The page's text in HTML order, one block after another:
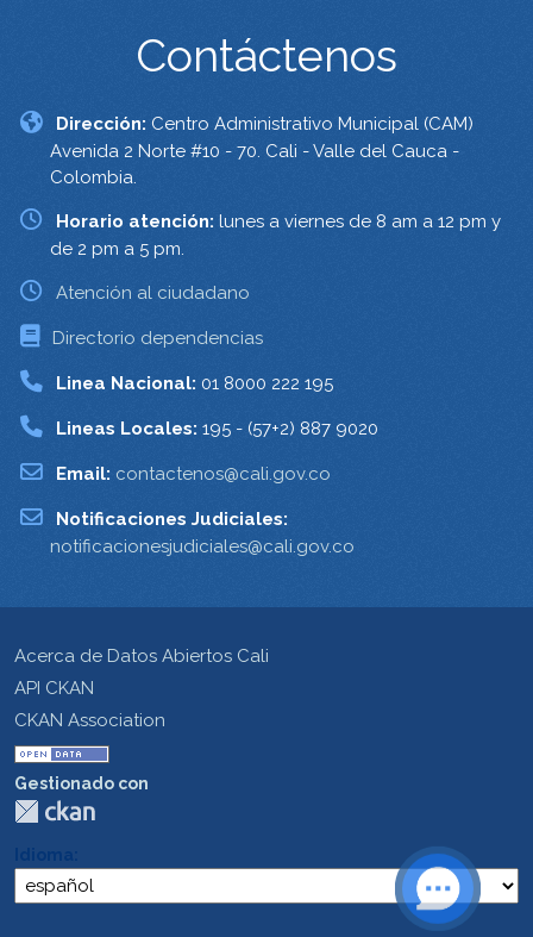
Contáctenos
Dirección: Centro Administrativo Municipal (CAM)
Avenida 2 Norte #10 - 70. Cali - Valle del Cauca -
Colombia.
Horario atención: lunes a viernes de 8 am a 12 pm y
de 2 pm a 5 pm.
Atención al ciudadano
Directorio dependencias
Linea Nacional: 01 8000 222 195
Lineas Locales: 195 - (57+2) 887 9020
Email: contactenos@cali.gov.co
Notificaciones Judiciales:
notificacionesjudiciales@cali.gov.co
Acerca de Datos Abiertos Cali
API CKAN
CKAN Association
Gestionado con